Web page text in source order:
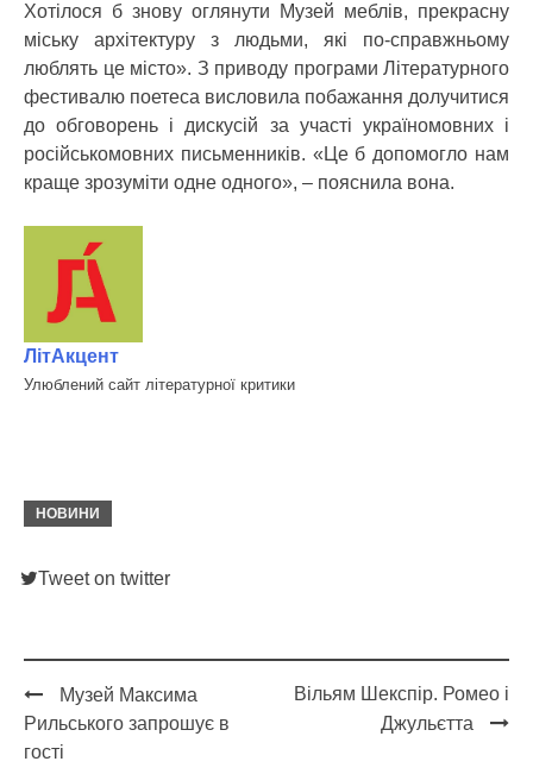
Хотілося б знову оглянути Музей меблів, прекрасну
міську архітектуру з людьми, які по-справжньому
люблять це місто». З приводу програми Літературного
фестивалю поетеса висловила побажання долучитися
до обговорень і дискусій за участі україномовних і
російськомовних письменників. «Це б допомогло нам
краще зрозуміти одне одного», – пояснила вона.
ЛітАкцент
Улюблений сайт літературної критики
НОВИНИ
Tweet on twitter
Post
navigation
Музей Максима
Рильського запрошує в
гості
Вільям Шекспір. Ромео і
Джульєтта